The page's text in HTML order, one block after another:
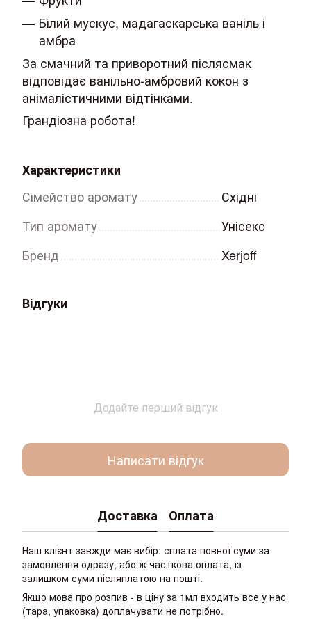
Білий мускус, мадагаскарська ваніль і
амбра
За смачний та приворотний післясмак
відповідає ванільно-амбровий кокон з
анімалістичними відтінками.
Грандіозна робота!
Характеристики
Сімейство аромату
Східні
Тип аромату
Унісекс
Бренд
Xerjoff
Відгуки
Додайте перший відгук
Написати відгук
Доставка Оплата
Наш клієнт завжди має вибір: сплата повної суми за
замовлення одразу, або ж часткова оплата, із
залишком суми післяплатою на пошті.
Якщо мова про розпив - в ціну за 1мл входить все у нас
(тара, упаковка) доплачувати не потрібно.